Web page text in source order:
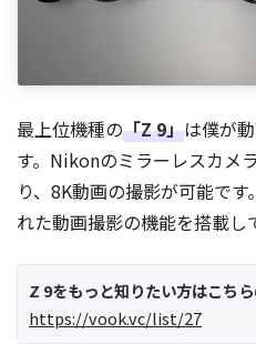
最上位機種の「Z 9」は僕が
す。Nikonのミラーレスカメ
り、8K動画の撮影が可能で
れた動画撮影の機能を搭載し
Z 9をもっと知りたい方はこち
https://vook.vc/list/27